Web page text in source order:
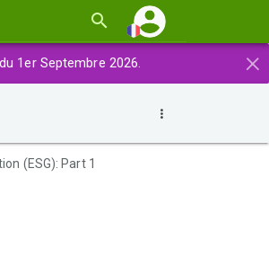
×
1er Septembre 2026.
(ESG): Part 1